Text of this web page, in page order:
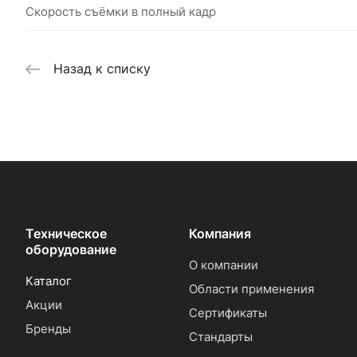
Скорость съёмки в полный кадр
Назад к списку
Техническое
оборудование
Каталог
Акции
Бренды
Компания
О компании
Области применения
Сертификаты
Стандарты